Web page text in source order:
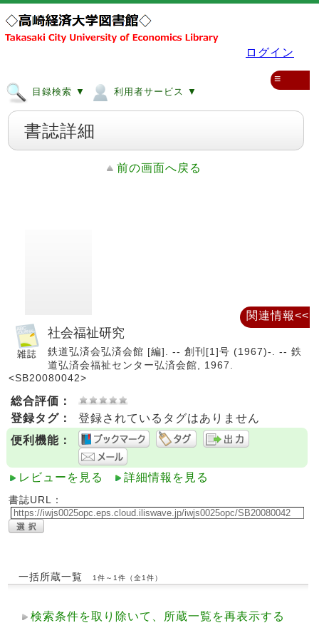
ログイン
目録検索 ▼ 利用者サービス ▼
≡
書誌詳細
前の画面へ戻る
社会福祉研究
鉄道弘済会弘済会館 [編]. -- 創刊[1]号 (1967)-. -- 鉄
道弘済会福祉センター弘済会館, 1967.
<SB20080042>
総合評価：
登録タグ：
登録されているタグはありません
便利機能：
レビューを見る 詳細情報を見る
書誌URL：
一括所蔵一覧 1件～1件（全1件）
検索条件を取り除いて、所蔵一覧を再表示する
関連情報<<